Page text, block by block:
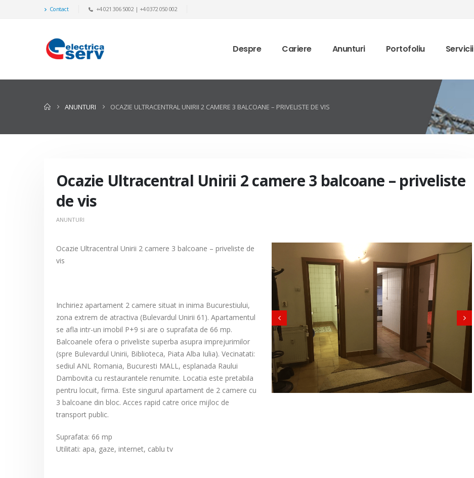
Contact +4 021 306 5002 | +4 0372 050 002
Despre Cariere Anunturi Portofoliu Servicii
ANUNTURI OCAZIE ULTRACENTRAL UNIRII 2 CAMERE 3 BALCOANE – PRIVELISTE DE VIS
Ocazie Ultracentral Unirii 2 camere 3 balcoane – priveliste
de vis
ANUNTURI
Ocazie Ultracentral Unirii 2 camere 3 balcoane – priveliste de
vis
Inchiriez apartament 2 camere situat in inima Bucurestiului,
zona extrem de atractiva (Bulevardul Unirii 61). Apartamentul
se afla intr-un imobil P+9 si are o suprafata de 66 mp.
Balcoanele ofera o priveliste superba asupra imprejurimilor
(spre Bulevardul Unirii, Biblioteca, Piata Alba Iulia). Vecinatati:
sediul ANL Romania, Bucuresti MALL, esplanada Raului
Dambovita cu restaurantele renumite. Locatia este pretabila
pentru locuit, firma. Este singurul apartament de 2 camere cu
3 balcoane din bloc. Acces rapid catre orice mijloc de
transport public.
Suprafata: 66 mp
Utilitati: apa, gaze, internet, cablu tv